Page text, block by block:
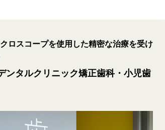
ロスコープを使用した精密な治療を受け
ンタルクリニック矯正歯科・小児歯